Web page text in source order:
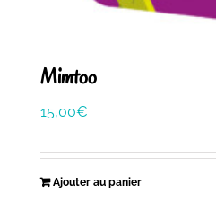
Mimtoo
15,00€
Ajouter au panier